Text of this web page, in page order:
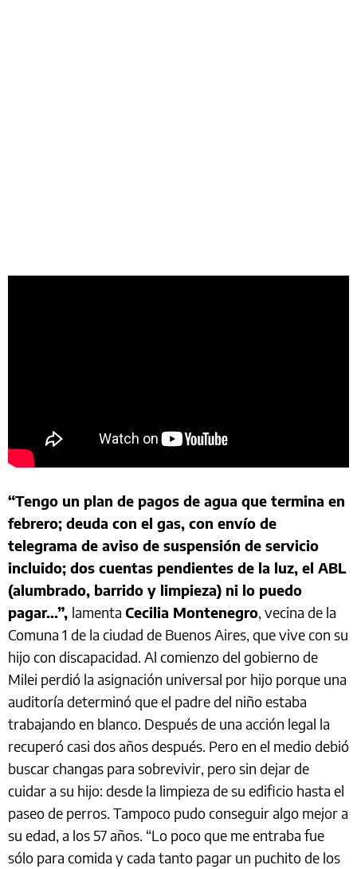
“Tengo un plan de pagos de agua que termina en
febrero; deuda con el gas, con envío de
telegrama de aviso de suspensión de servicio
incluido; dos cuentas pendientes de la luz, el ABL
(alumbrado, barrido y limpieza) ni lo puedo
pagar...”, lamenta Cecilia Montenegro, vecina de la
Comuna 1 de la ciudad de Buenos Aires, que vive con su
hijo con discapacidad. Al comienzo del gobierno de
Milei perdió la asignación universal por hijo porque una
auditoría determinó que el padre del niño estaba
trabajando en blanco. Después de una acción legal la
recuperó casi dos años después. Pero en el medio debió
buscar changas para sobrevivir, pero sin dejar de
cuidar a su hijo: desde la limpieza de su edificio hasta el
paseo de perros. Tampoco pudo conseguir algo mejor a
su edad, a los 57 años. “Lo poco que me entraba fue
sólo para comida y cada tanto pagar un puchito de los